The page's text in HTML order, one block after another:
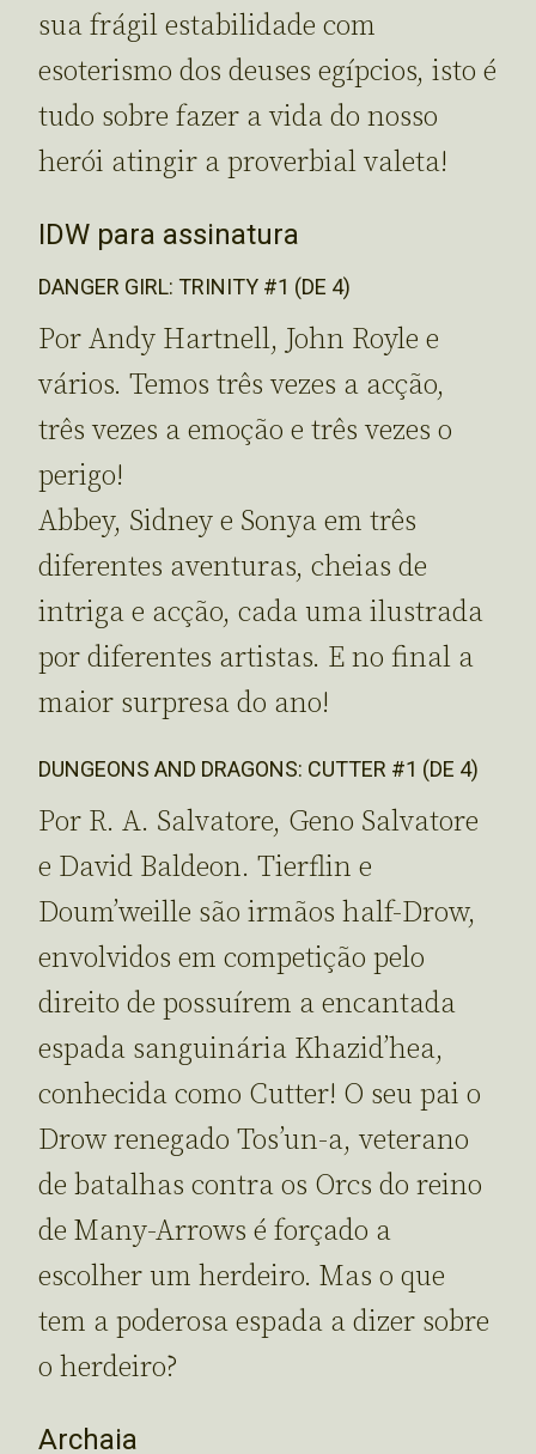
sua frágil estabilidade com
esoterismo dos deuses egípcios, isto é
tudo sobre fazer a vida do nosso
herói atingir a proverbial valeta!
IDW para assinatura
DANGER GIRL: TRINITY #1 (DE 4)
Por Andy Hartnell, John Royle e
vários. Temos três vezes a acção,
três vezes a emoção e três vezes o
perigo!
Abbey, Sidney e Sonya em três
diferentes aventuras, cheias de
intriga e acção, cada uma ilustrada
por diferentes artistas. E no final a
maior surpresa do ano!
DUNGEONS AND DRAGONS: CUTTER #1 (DE 4)
Por R. A. Salvatore, Geno Salvatore
e David Baldeon. Tierflin e
Doum’weille são irmãos half-Drow,
envolvidos em competição pelo
direito de possuírem a encantada
espada sanguinária Khazid’hea,
conhecida como Cutter! O seu pai o
Drow renegado Tos’un-a, veterano
de batalhas contra os Orcs do reino
de Many-Arrows é forçado a
escolher um herdeiro. Mas o que
tem a poderosa espada a dizer sobre
o herdeiro?
Archaia